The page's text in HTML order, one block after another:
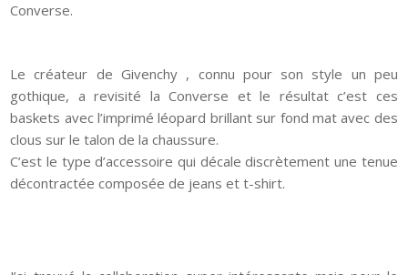
Converse.
Le créateur de Givenchy , connu pour son style un peu
gothique, a revisité la Converse et le résultat c’est ces
baskets avec l’imprimé léopard brillant sur fond mat avec des
clous sur le talon de la chaussure.
C’est le type d’accessoire qui décale discrètement une tenue
décontractée composée de jeans et t-shirt.